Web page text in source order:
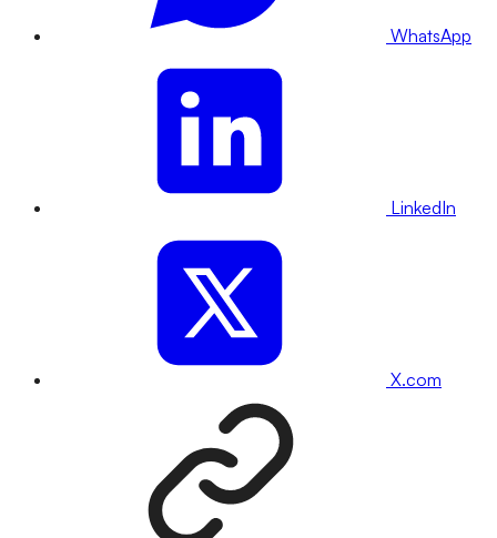
WhatsApp
LinkedIn
X.com